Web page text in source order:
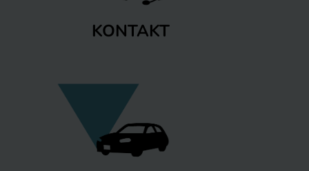
KONTAKT